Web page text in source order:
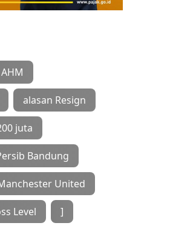
AHM
alasan Resign
juta
Bandung
United
Level ]